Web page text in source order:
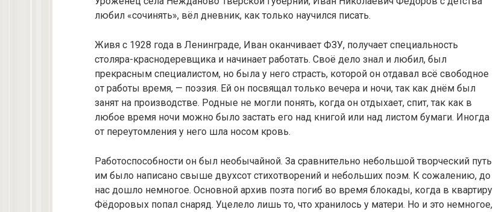
любил «сочинять», вёл дневник, как только научился писать.
Живя с 1928 года в Ленинграде, Иван оканчивает ФЗУ, получает специальность
столяра-краснодеревщика и начинает работать. Своё дело знал и любил, был
прекрасным специалистом, но была у него страсть, которой он отдавал всё свободное
от работы время, — поэзия. Ей он посвящал только вечера и ночи, так как днём был
занят на производстве. Родные не могли понять, когда он отдыхает, спит, так как в
любое время ночи можно было застать его над книгой или над листом бумаги. Иногда
от переутомления у него шла носом кровь.
Работоспособности он был необычайной. За сравнительно небольшой творческий путь
им было написано свыше двухсот стихотворений и небольших поэм. К сожалению, до
нас дошло немногое. Основной архив поэта погиб во время блокады, когда в квартиру
Фёдоровых попал снаряд. Уцелело лишь то, что хранилось у матери. Но и это немногое,